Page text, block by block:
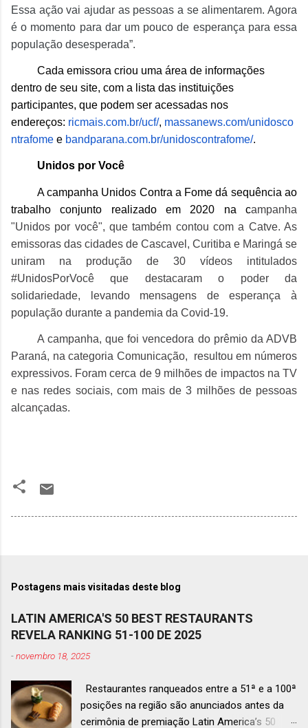
Essa ação vai ajudar as pessoas a se alimentarem. Agora
é o momento para dar um pouco de esperança para essa
população desesperada”.
Cada emissora criou uma área de informações
dentro de seu site, com a lista das instituições
participantes, que podem ser acessadas nos
endereços: ricmais.com.br/ucf/, massanews.com/unidosco
ntrafome e bandparana.com.br/unidoscontrafome/.
Unidos por Você
A campanha Unidos Contra a Fome dá sequência ao
trabalho conjunto realizado em 2020 na campanha
"Unidos por você", que também contou com a Catve. As
emissoras das cidades de Cascavel, Curitiba e Maringá se
uniram na produção de 30 vídeos intitulados
#UnidosPorVocê que destacaram o poder da
solidariedade, levando mensagens de esperança à
população durante a pandemia da Covid-19.
A campanha, que foi vencedora do prêmio da ADVB
Paraná, na categoria Comunicação, resultou em números
expressivos. Foram cerca de 9 milhões de impactos na TV
e nas redes sociais, com mais de 3 milhões de pessoas
alcançadas.
Postagens mais visitadas deste blog
LATIN AMERICA'S 50 BEST RESTAURANTS
REVELA RANKING 51-100 DE 2025
-novembro 18, 2025
Restaurantes ranqueados entre a 51ª e a 100ª
posições na região são anunciados antes da
cerimônia de premiação Latin America’s 50